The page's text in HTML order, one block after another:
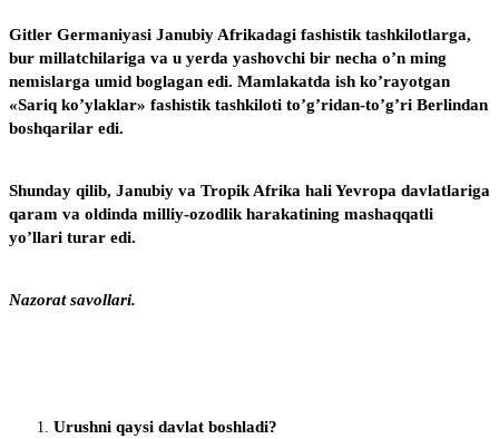
Gitler Germaniyasi Janubiy Afrikadagi fashistik tashkilotlarga,
bur millatchilariga va u yerda yashovchi bir necha o’n ming
nemislarga umid boglagan edi. Mamlakatda ish ko’rayotgan
«Sariq ko’ylaklar» fashistik tashkiloti to’g’ridan-to’g’ri Berlindan
boshqarilar edi.
Shunday qilib, Janubiy va Tropik Afrika hali Yevropa davlatlariga
qaram va oldinda milliy-ozodlik harakatining mashaqqatli
yo’llari turar edi.
Nazorat savollari.
Urushni qaysi davlat boshladi?